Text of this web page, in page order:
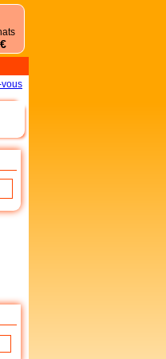
mercredi 1er juillet et se
vous